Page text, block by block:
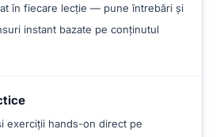
în fiecare lecție — pune întrebări și
instant bazate pe conținutul
exerciții hands-on direct pe